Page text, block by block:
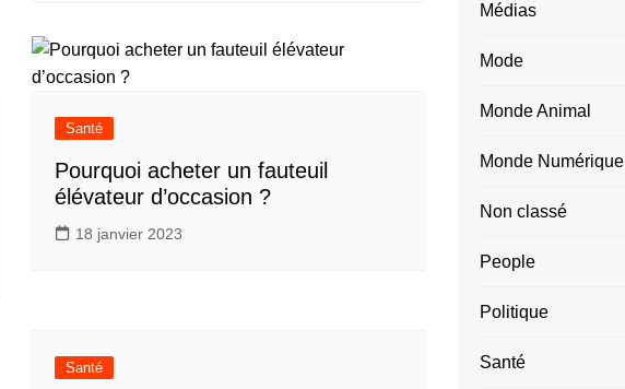
Santé
Pourquoi acheter un fauteuil
élévateur d’occasion ?
18 janvier 2023
Santé
Médias
Mode
Monde Animal
Monde Numérique
Non classé
People
Politique
Santé